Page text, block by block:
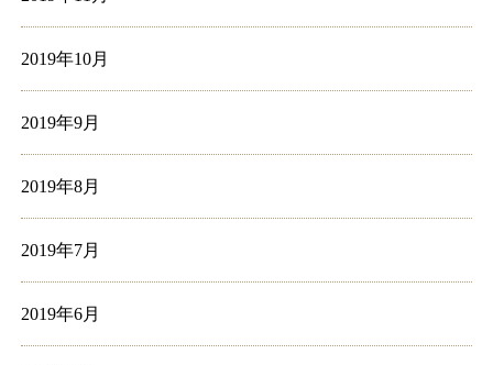
2019年10月
2019年9月
2019年8月
2019年7月
2019年6月